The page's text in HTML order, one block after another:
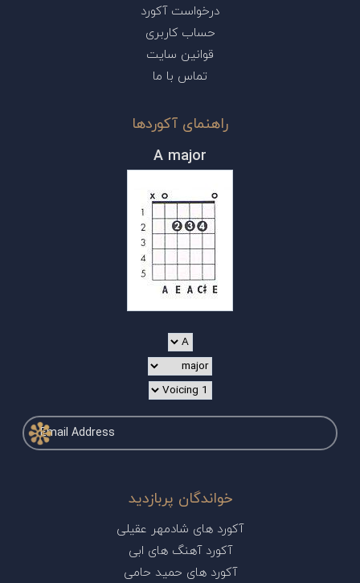
درخواست آکورد
حساب کاربری
قوانین سایت
تماس با ما
راهنمای آکوردها
A major
خواندگان پربازدید
آکورد های شادمهر عقیلی
آکورد آهنگ های ابی
آکورد های حمید حامی